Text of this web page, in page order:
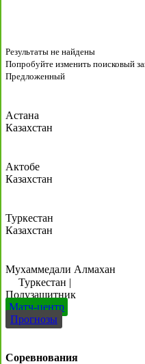
Результаты не найдены
Попробуйте изменить поисковый
Предложенный
Астана
Казахстан
Актобе
Казахстан
Туркестан
Казахстан
Мухаммедали Алмахан
Туркестан |
Полузащитник
Матч-центр
Прогнозы
Соревнования